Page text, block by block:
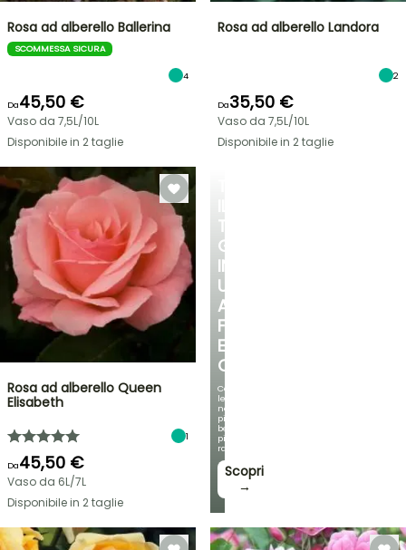
TUO
GIARDINO
IN
UN
ANGOLO
FRESCO
E
OMBREGGIATO
Con
le
nostre
più
belle
piante
rampicanti
Scopri
→
Rosa ad alberello Ballerina
SCOMMESSA SICURA
4
Da45,50 €
Vaso da 7,5L/10L
Disponibile in 2 taglie
Rosa ad alberello Landora
2
Da35,50 €
Vaso da 7,5L/10L
Disponibile in 2 taglie
Rosa ad alberello Queen
Elisabeth
1
Da45,50 €
Vaso da 6L/7L
Disponibile in 2 taglie